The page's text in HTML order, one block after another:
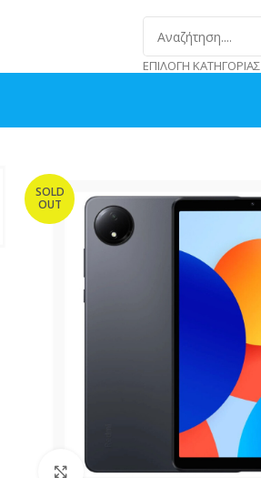
ΕΠΙΛΟΓΉ ΚΑΤΗΓΟΡΊΑΣ
SOLD
OUT
Κάντε κλικ για μεγέθυνση